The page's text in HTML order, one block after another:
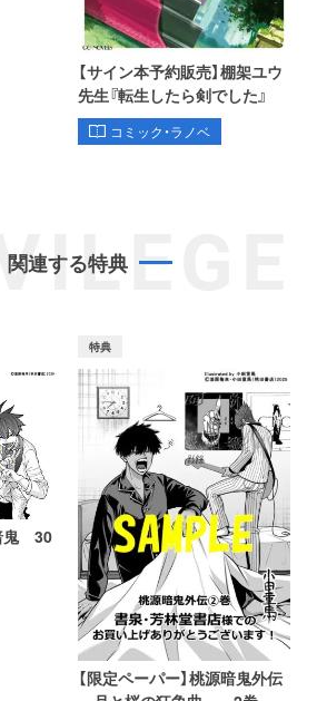
【サイン本予約販売】棚架ユウ
先生『転生したら剣でした』
コミック・ラノベ
関連する特典
鬼 30
特典
【限定ペーパー】桃源暗鬼外伝